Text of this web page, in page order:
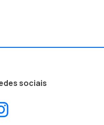
sociais